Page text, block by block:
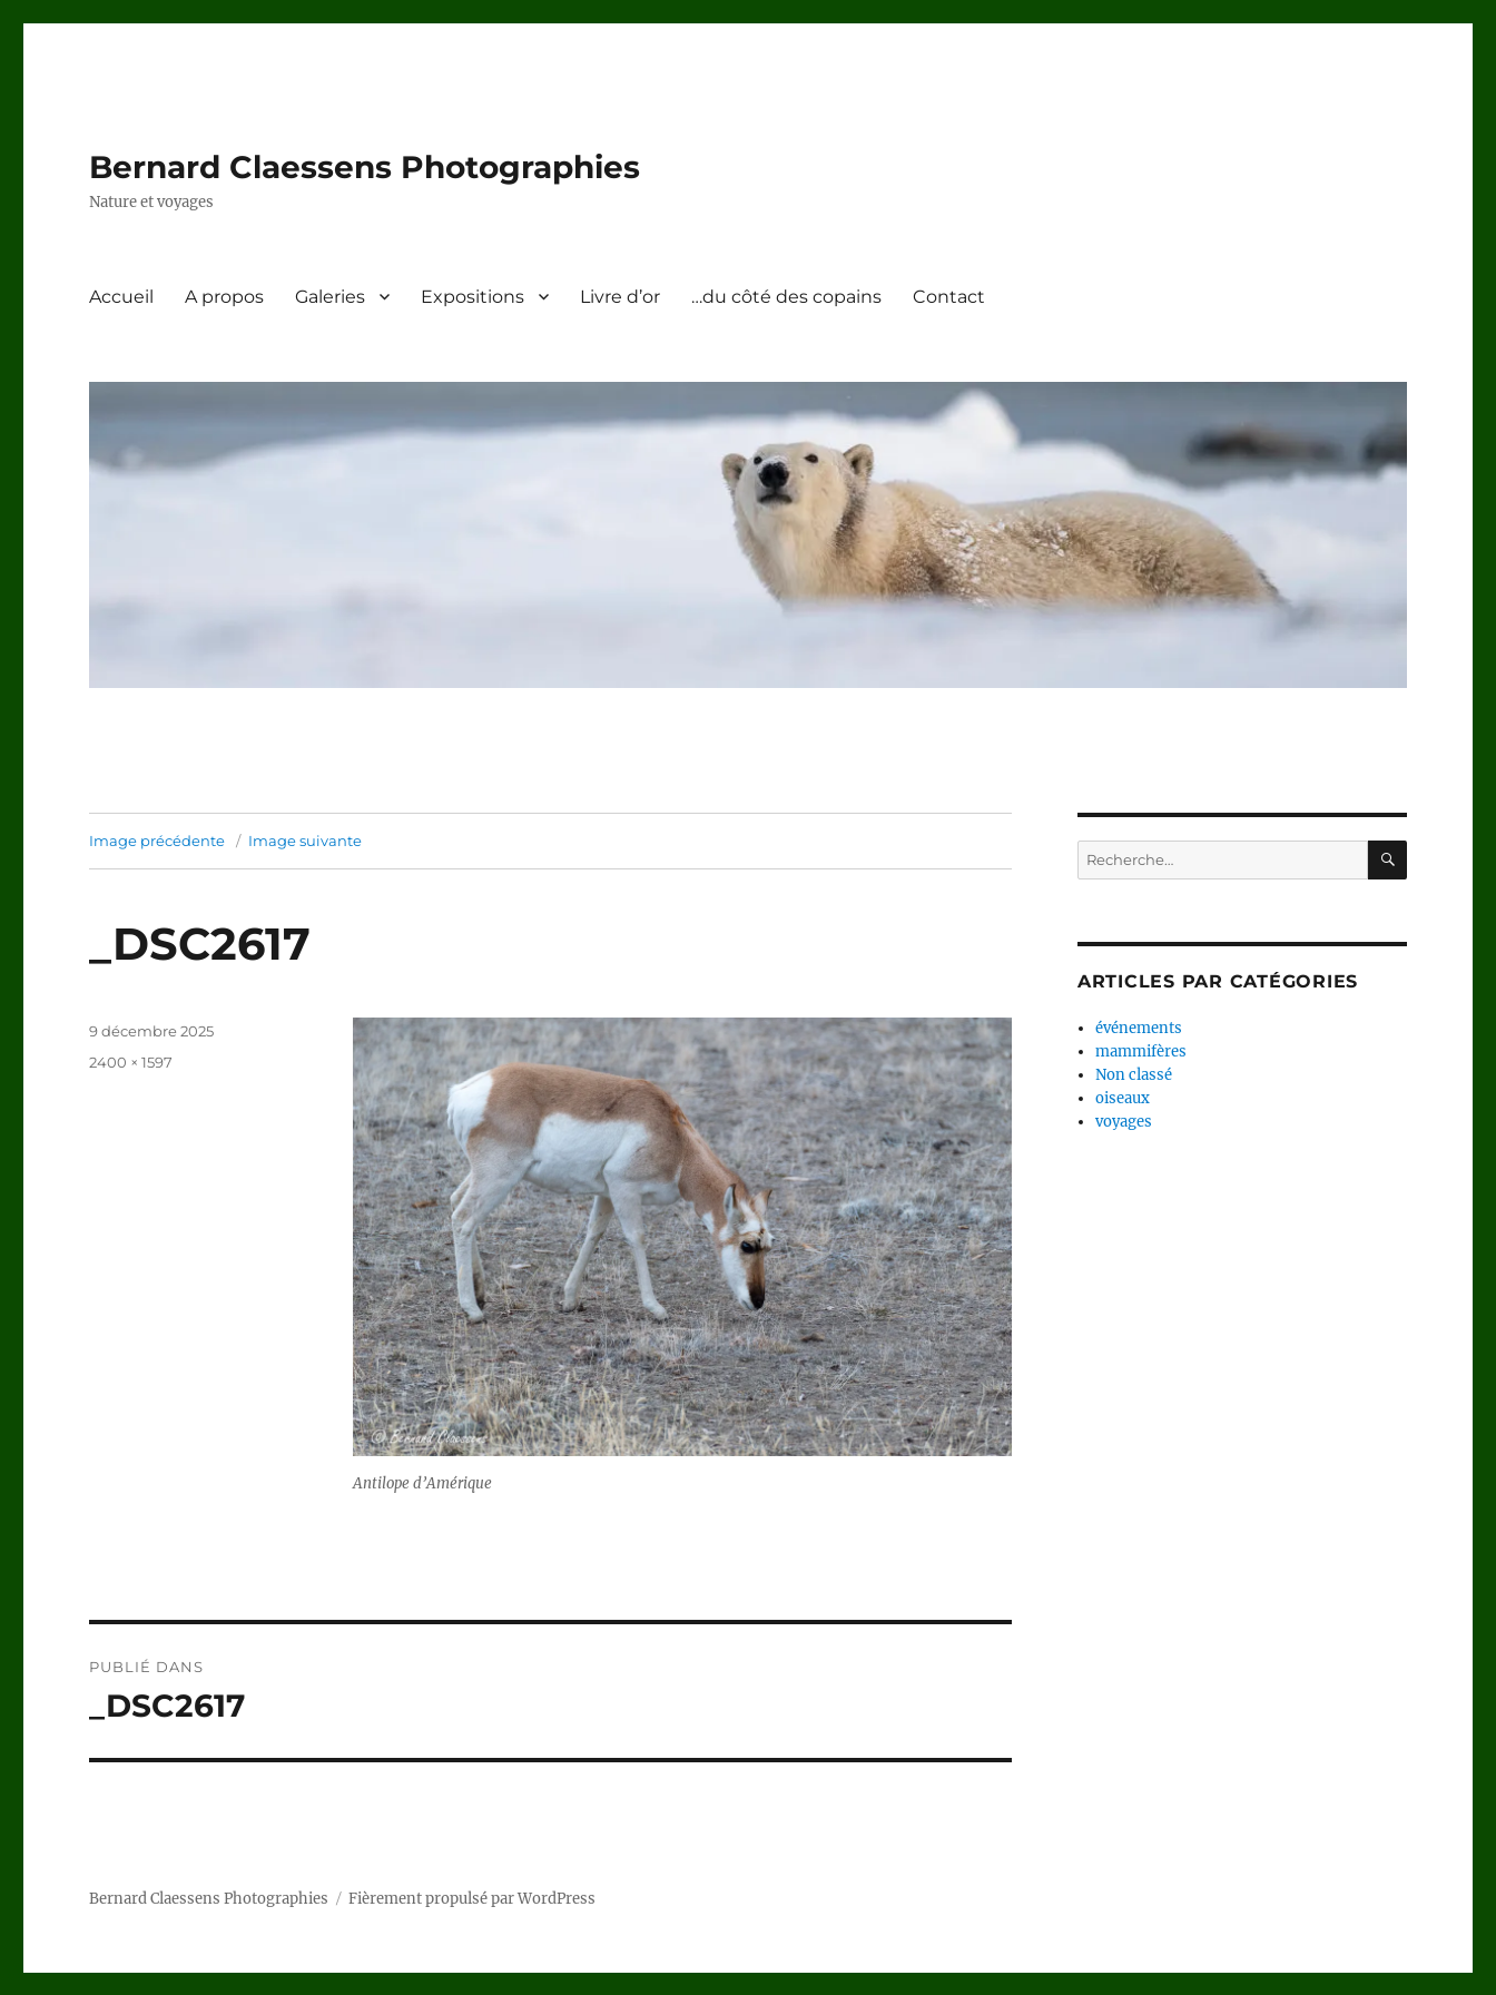
Bernard Claessens Photographies
Nature et voyages
Accueil A propos Galeries Expositions Livre d’or …du côté des copains Contact
Image précédente Image suivante
_DSC2617
Antilope d’Amérique
Publié
9 décembre 2025
Taille
2400 × 1597
de
PUBLIÉ DANS
_DSC2617
Recherche
pour :
ARTICLES PAR CATÉGORIES
événements
mammifères
Non classé
oiseaux
voyages
Bernard Claessens Photographies Fièrement propulsé par WordPress